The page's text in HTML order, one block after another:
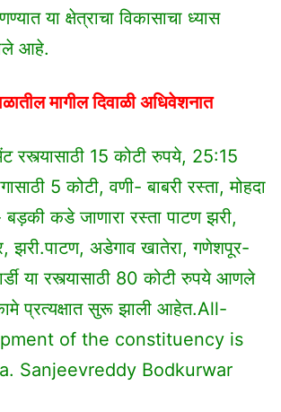
या क्षेत्राचा विकासाचा ध्यास
आहे.
मागील दिवाळी अधिवेशनात
रस्त्यासाठी 15 कोटी रुपये, 25:15
5 कोटी, वणी- बाबरी रस्ता, मोहदा
बड़की कडे जाणारा रस्ता पाटण झरी,
झरी.पाटण, अडेगाव खातेरा, गणेशपूर-
या रस्त्यासाठी 80 कोटी रुपये आणले
प्रत्यक्षात सुरू झाली आहेत.All-
of the constituency is
Sanjeevreddy Bodkurwar